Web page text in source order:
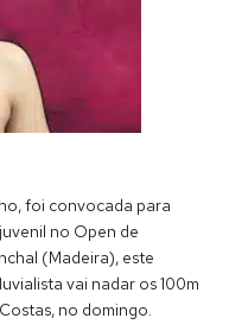
foi convocada para
no Open de
(Madeira), este
vai nadar os 100m
no domingo.